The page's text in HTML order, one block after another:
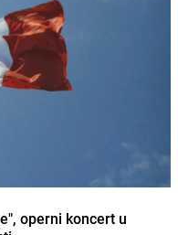
operni koncert u